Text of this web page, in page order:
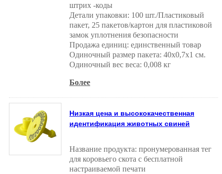
штрих -коды
Детали упаковки: 100 шт./Пластиковый
пакет, 25 пакетов/картон для пластиковой
замок уплотнения безопасности
Продажа единиц: единственный товар
Одиночный размер пакета: 40x0,7x1 см.
Одиночный вес веса: 0,008 кг
Более
Низкая цена и высококачественная
идентификация животных свиней
Название продукта: пронумерованная тег
для коровьего скота с бесплатной
настраиваемой печати